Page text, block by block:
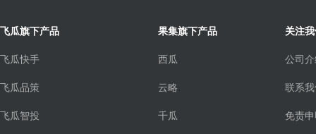
飞瓜旗下产品
飞瓜快手
飞瓜品策
飞瓜智投
果集旗下产品
西瓜
云略
千瓜
关注
公司
联系
免责